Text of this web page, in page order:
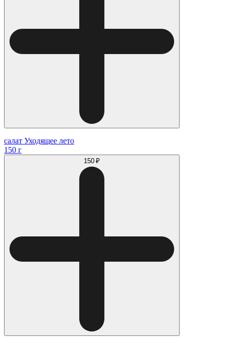
салат Уходящее лето
150 г
150 ₽